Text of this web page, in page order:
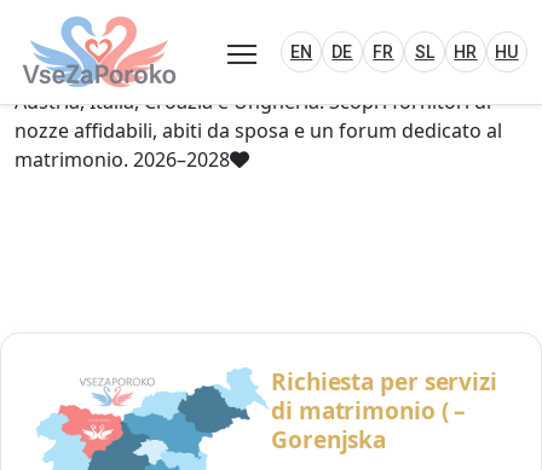
VseZaPoroko.net – Wedding Planning
Plan Your Wedding in Slovenia, Austria, Italy,
DEHR HU
VseZaPoroko – portale per l’organizzazione di
matrimoni locali e destination wedding in Slovenia,
Austria, Italia, Croazia e Ungheria. Scopri fornitori di
nozze affidabili, abiti da sposa e un forum dedicato al
matrimonio. 2026–2028
EN DE FR SL HR HU
Richiesta per servizi
di matrimonio ( –
Gorenjska